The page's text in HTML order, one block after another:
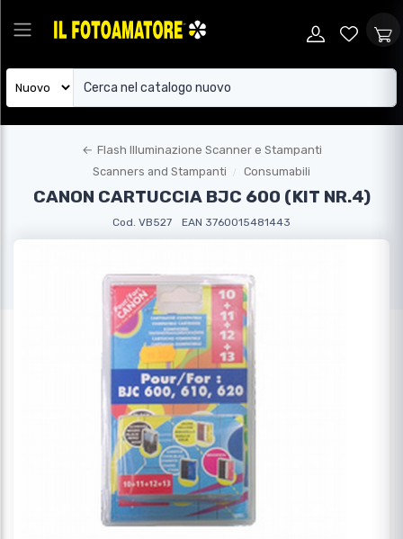
← Flash Illuminazione Scanner e Stampanti
Scanners and Stampanti
Consumabili
CANON CARTUCCIA BJC 600 (KIT NR.4)
Cod. VB527 EAN 3760015481443